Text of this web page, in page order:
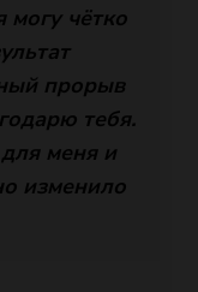
могу чётко
прорыв
тебя.
меня и
изменило